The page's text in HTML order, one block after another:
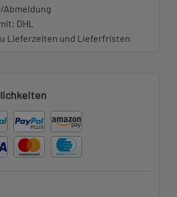
DHL
Lieferzeiten und Lieferfristen